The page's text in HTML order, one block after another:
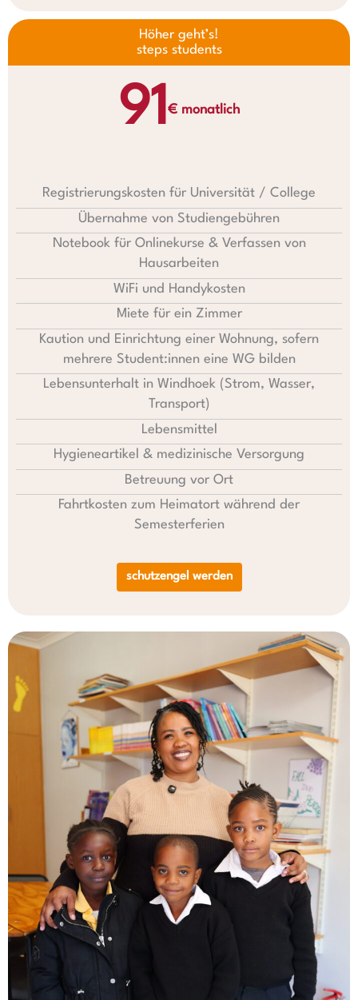
Höher geht’s!
steps students
91€ monatlich
Registrierungskosten für Universität / College
Übernahme von Studiengebühren
Notebook für Onlinekurse & Verfassen von
Hausarbeiten
WiFi und Handykosten
Miete für ein Zimmer
Kaution und Einrichtung einer Wohnung, sofern
mehrere Student:innen eine WG bilden
Lebensunterhalt in Windhoek (Strom, Wasser,
Transport)
Lebensmittel
Hygieneartikel & medizinische Versorgung
Betreuung vor Ort
Fahrtkosten zum Heimatort während der
Semesterferien
schutzengel werden